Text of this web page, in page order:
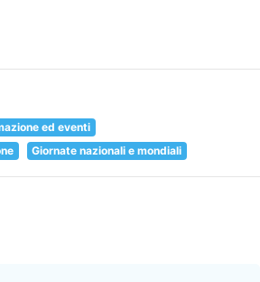
ed eventi
Giornate nazionali e mondiali